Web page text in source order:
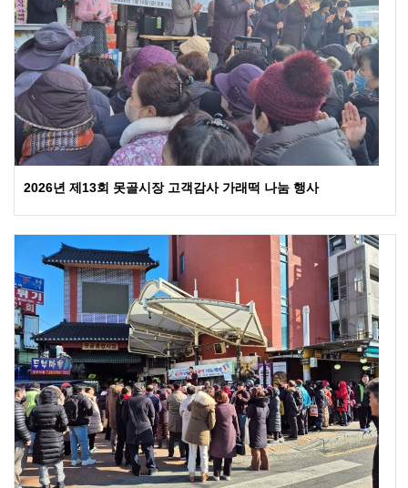
2026년 제13회 못골시장 고객감사 가래떡 나눔 행사